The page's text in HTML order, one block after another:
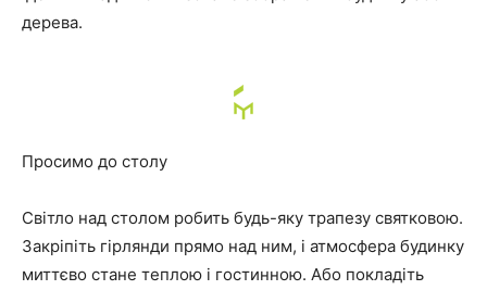
дерева.
Просимо до столу
Світло над столом робить будь-яку трапезу святковою.
Закріпіть гірлянди прямо над ним, і атмосфера будинку
миттєво стане теплою і гостинною. Або покладіть